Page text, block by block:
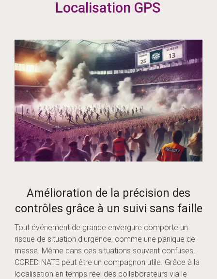
Amélioration de la précision des
contrôles grâce à un suivi sans faille
Tout événement de grande envergure comporte un
risque de situation d'urgence, comme une panique de
masse. Même dans ces situations souvent confuses,
COREDINATE peut être un compagnon utile. Grâce à la
localisation en temps réel des collaborateurs via le